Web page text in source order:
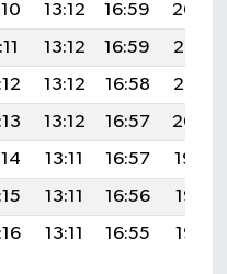
13:12 16:59
20:04
13:12 16:59
20:03
13:12 16:58
20:02
13:12 16:57
20:00
13:11 16:57
19:59
13:11 16:56
19:57
13:11 16:55 19:55